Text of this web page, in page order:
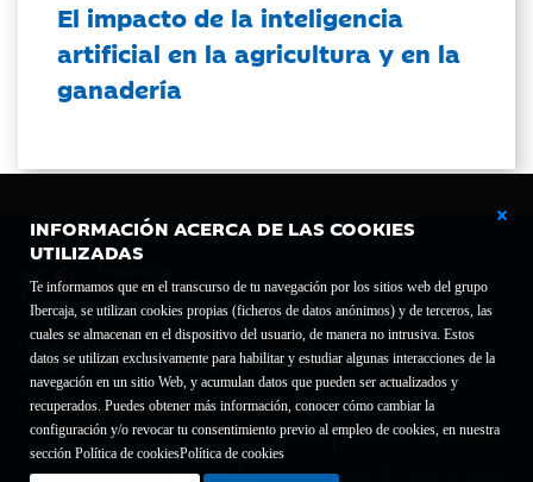
INFORMACIÓN ACERCA DE LAS COOKIES
UTILIZADAS
Te informamos que en el transcurso de tu navegación por los sitios web del grupo
Ibercaja, se utilizan cookies propias (ficheros de datos anónimos) y de terceros, las
cuales se almacenan en el dispositivo del usuario, de manera no intrusiva. Estos
datos se utilizan exclusivamente para habilitar y estudiar algunas interacciones de la
navegación en un sitio Web, y acumulan datos que pueden ser actualizados y
recuperados. Puedes obtener más información, conocer cómo cambiar la
configuración y/o revocar tu consentimiento previo al empleo de cookies, en nuestra
sección Política de cookiesPolítica de cookies
El impacto de la inteligencia
artificial en la agricultura y en la
ganadería
Fundación Bancaria Ibercaja C.I.F. G-50000652.
Inscrita en el Registro de Fundaciones del Mº de Educación, Cultura y Deporte con el nº
1689.
Domicilio social: Joaquín Costa, 13. 50001 Zaragoza.
Contacto
Declaración de accesibilidad
Aviso legal Política de privacidad